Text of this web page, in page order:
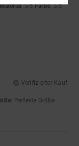
: 5/5 Farbe: 5/5
Verifizierter Kauf
: Perfekte Größe